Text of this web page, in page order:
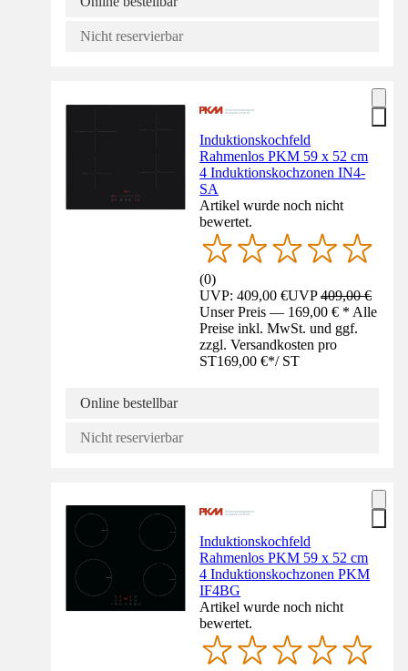
Nicht reservierbar
Induktionskochfeld
Rahmenlos PKM 59 x 52 cm
4 Induktionskochzonen IN4-
SA
Artikel wurde noch nicht
bewertet.
(0)
UVP: 409,00 €UVP409,00 €
Unser Preis — 169,00 € * Alle
Preise inkl. MwSt. und ggf.
zzgl. Versandkosten pro
ST169,00 €*/ ST
Online bestellbar
Nicht reservierbar
Induktionskochfeld
Rahmenlos PKM 59 x 52 cm
4 Induktionskochzonen PKM
IF4BG
Artikel wurde noch nicht
bewertet.